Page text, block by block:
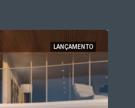
LANÇAMENTO